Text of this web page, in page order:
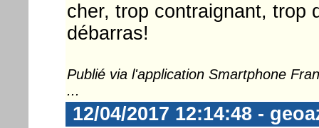
cher, trop contraignant, trop
débarras!
Publié via l'application Smartphone
...
12/04/2017 12:14:48 -